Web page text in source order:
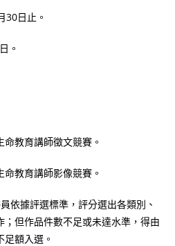
30日止。
。
教育講師徵文競賽。
教育講師影像競賽。
依據評選標準，評分選出各類別、
但作品件數不足或未達水準，得由
額入選。